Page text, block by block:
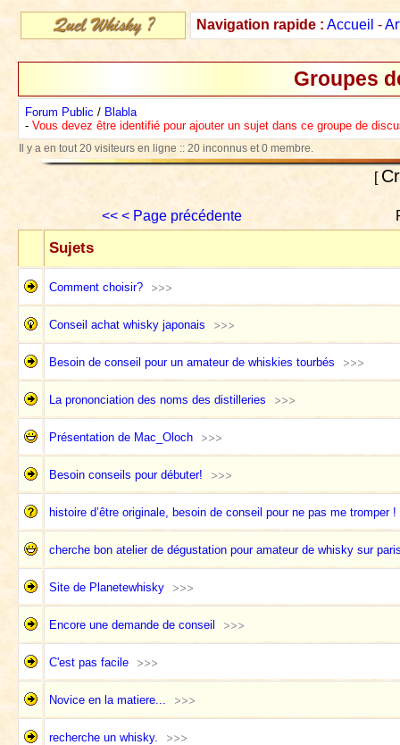
Navigation rapide : Accueil -
Groupes
Forum Public / Blabla
- Vous devez être identifié pour ajouter un sujet dans ce groupe de
Il y a en tout 20 visiteurs en ligne :: 20 inconnus et 0 membre.
[
<< < Page précédente
Sujets
Comment choisir?
Conseil achat whisky japonais
Besoin de conseil pour un amateur de whiskies tourbés
La prononciation des noms des distilleries
Présentation de Mac_Oloch
Besoin conseils pour débuter!
histoire d’être originale, besoin de conseil pour ne pas me tromper !
cherche bon atelier de dégustation pour amateur de whisky sur
Site de Planetewhisky
Encore une demande de conseil
C'est pas facile
Novice en la matiere...
recherche un whisky.